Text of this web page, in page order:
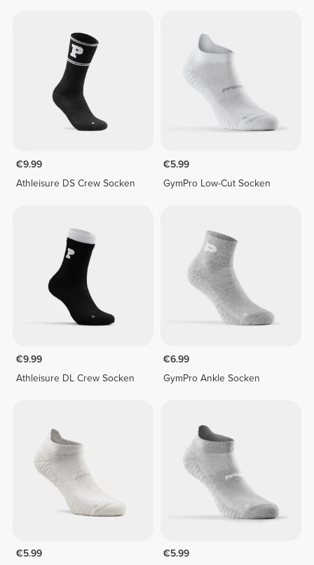
€9.99
Athleisure DS Crew Socken
€5.99
GymPro Low-Cut Socken
€9.99
Athleisure DL Crew Socken
€6.99
GymPro Ankle Socken
€5.99
€5.99